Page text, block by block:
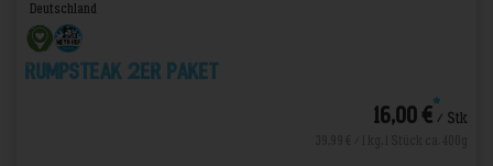
Deutschland
Rumpsteak 2er Paket
16,00 €*/ Stk